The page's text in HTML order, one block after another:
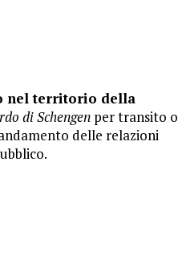
nel territorio della
di Schengen per transito o
delle relazioni